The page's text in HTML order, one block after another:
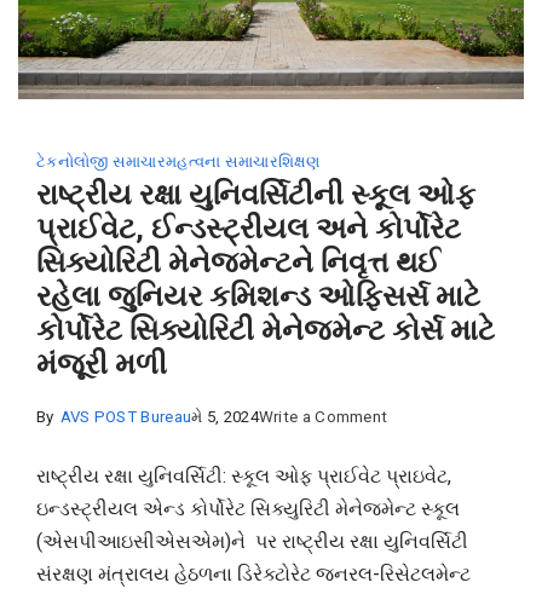
ટેકનોલોજી સમાચારમહત્વના સમાચારશિક્ષણ
રાષ્ટ્રીય રક્ષા યુનિવર્સિટીની સ્કૂલ ઓફ
પ્રાઈવેટ, ઈન્ડસ્ટ્રીયલ અને કોર્પોરેટ
સિક્યોરિટી મેનેજમેન્ટને નિવૃત્ત થઈ
રહેલા જુનિયર કમિશન્ડ ઓફિસર્સ માટે
કોર્પોરેટ સિક્યોરિટી મેનેજમેન્ટ કોર્સ માટે
મંજૂરી મળી
By AVS POST Bureauમે 5, 2024Write a Commenton
રક્ષા
યુનિવર્સિટીની
સ્કૂલ
ઓફ
રાષ્ટ્રીય રક્ષા યુનિવર્સિટી: સ્કૂલ ઓફ પ્રાઈવેટ પ્રાઇવેટ,
ઇન્ડસ્ટ્રીયલ એન્ડ કોર્પોરેટ સિક્યુરિટી મેનેજમેન્ટ સ્કૂલ
(એસપીઆઇસીએસએમ)ને પર રાષ્ટ્રીય રક્ષા યુનિવર્સિટી
સંરક્ષણ મંત્રાલય હેઠળના ડિરેક્ટોરેટ જનરલ-રિસેટલમેન્ટ